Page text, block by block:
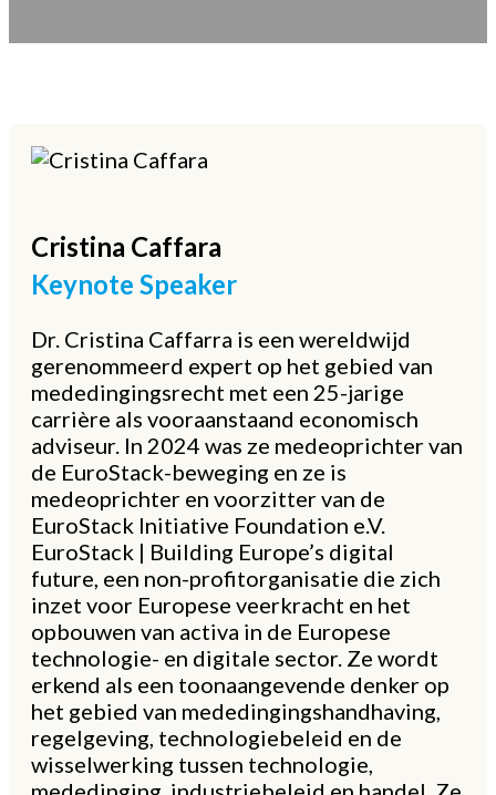
Cristina Caffara
Keynote Speaker
Dr. Cristina Caffarra is een wereldwijd
gerenommeerd expert op het gebied van
mededingingsrecht met een 25-jarige
carrière als vooraanstaand economisch
adviseur. In 2024 was ze medeoprichter van
de EuroStack-beweging en ze is
medeoprichter en voorzitter van de
EuroStack Initiative Foundation e.V.
EuroStack | Building Europe’s digital
future, een non-profitorganisatie die zich
inzet voor Europese veerkracht en het
opbouwen van activa in de Europese
technologie- en digitale sector. Ze wordt
erkend als een toonaangevende denker op
het gebied van mededingingshandhaving,
regelgeving, technologiebeleid en de
wisselwerking tussen technologie,